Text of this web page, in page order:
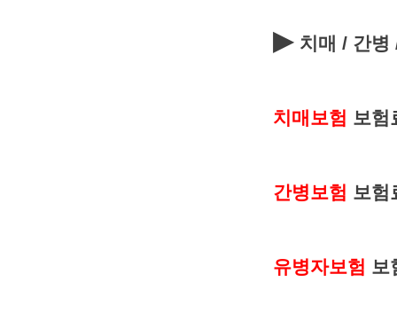
▶ 치매 / 간병
치매보험 보험
간병보험 보험
유병자보험 보